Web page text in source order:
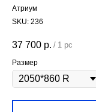
Атриум
SKU: 236
37 700 р. / 1 pc
Размер